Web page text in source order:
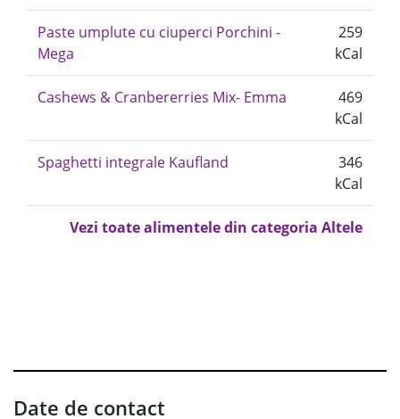
Paste umplute cu ciuperci Porchini -
Mega
259
kCal
Cashews & Cranbererries Mix- Emma
469
kCal
Spaghetti integrale Kaufland
346
kCal
Vezi toate alimentele din categoria Altele
Date de contact